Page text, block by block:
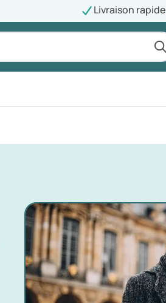
Livraison rapide